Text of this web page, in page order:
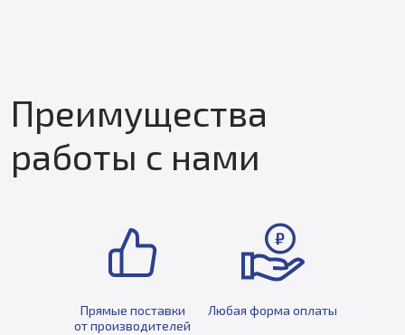
Преимущества
работы с нами
Прямые поставки
от производителей
Любая форма оплаты